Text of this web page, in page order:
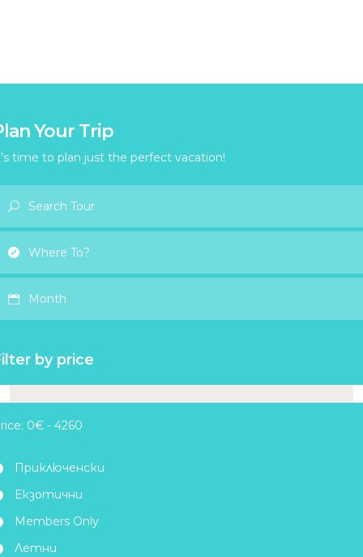
Your Trip
time to plan just the perfect vacation!
Month
by price
Приключенски
Екзотични
Members Only
Летни